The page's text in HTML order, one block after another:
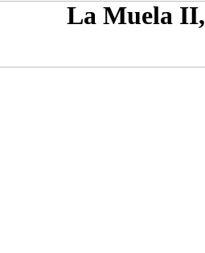
La Muela II,